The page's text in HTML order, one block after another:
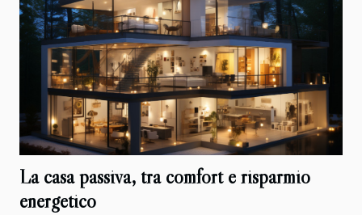
La casa passiva, tra comfort e risparmio
energetico